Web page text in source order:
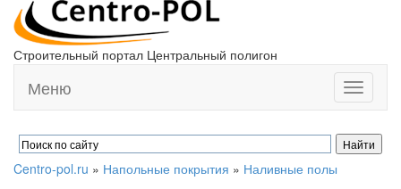
Строительный портал Центральный полигон
Toggle
Меню
Centro-pol.ru » Напольные покрытия » Наливные полы